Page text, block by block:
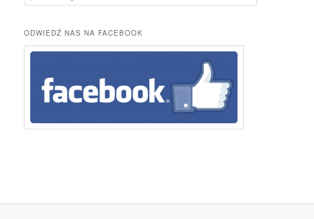
z
k
a
ODWIEDŹ NAS NA FACEBOOK